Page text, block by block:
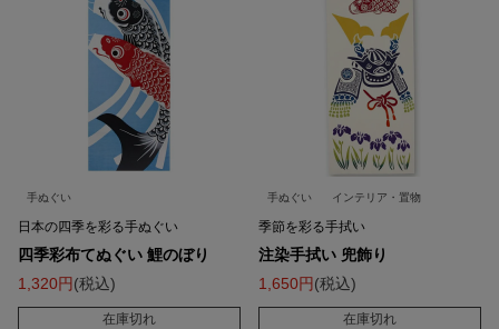
手ぬぐい
日本の四季を彩る手ぬぐい
四季彩布てぬぐい 鯉のぼり
1,320
税込
在庫切れ
手ぬぐい インテリア・置物
季節を彩る手拭い
注染手拭い 兜飾り
1,650
税込
在庫切れ